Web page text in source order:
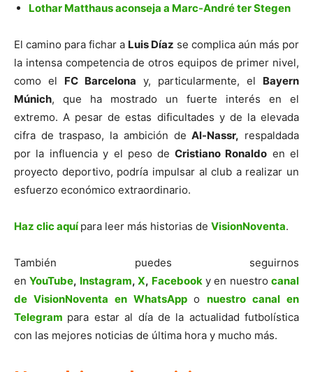
Lothar Matthaus aconseja a Marc-André ter Stegen
El camino para fichar a Luis Díaz se complica aún más por
la intensa competencia de otros equipos de primer nivel,
como el FC Barcelona y, particularmente, el Bayern
Múnich, que ha mostrado un fuerte interés en el
extremo. A pesar de estas dificultades y de la elevada
cifra de traspaso, la ambición deAl-Nassr, respaldada
por la influencia y el peso de Cristiano Ronaldo en el
proyecto deportivo, podría impulsar al club a realizar un
esfuerzo económico extraordinario.
Haz clic aquí para leer más historias de VisionNoventa.
También puedes seguirnos
enYouTube, Instagram,X, Facebooky en nuestro canal
de VisionNoventa en WhatsApponuestro canal en
Telegram para estar al día de la actualidad futbolística
con las mejores noticias de última hora y mucho más.